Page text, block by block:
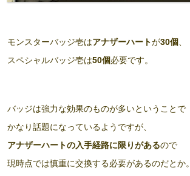
モンスターバッジ壱はアナザーハートが30個
スペシャルバッジ壱は50個必要です。
バッジは強力な効果のものが多いということで
かなり話題になっているようですが、
アナザーハートの入手経路に限りがあるので
現時点では慎重に交換する必要があるのだとか。